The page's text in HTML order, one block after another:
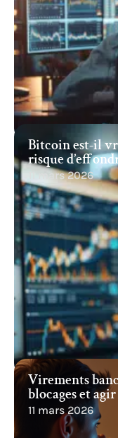
Bitcoin est-il
risque
11 mars 2026
Virements
blocages et
11 mars 2026